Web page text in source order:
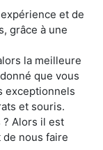
et de
grâce à une
la meilleure
que vous
exceptionnels
et souris.
Alors il est
nous faire